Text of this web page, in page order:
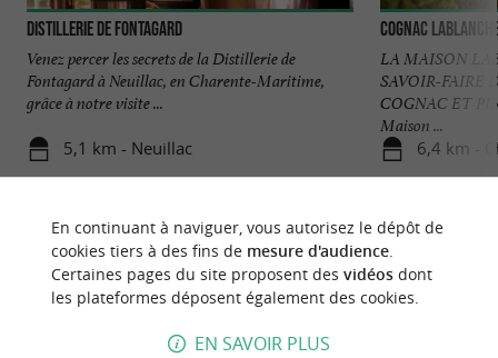
Distillerie de Fontagard
Venez percer les secrets de la Distillerie de
Fontagard à Neuillac, en Charente-Maritime,
grâce à notre visite ...
5,1 km - Neuillac
Cognac Lablanche
LA MAISON
SAVOIR-FAIRE
COGNAC ET
Maison ...
6,4 km -
NOUS AVONS TESTÉ
En continuant à naviguer, vous autorisez le dépôt de
cookies tiers à des fins de mesure d'audience.
Certaines pages du site proposent des vidéosdont
les plateformes déposent également des cookies.
EN SAVOIR PLUS